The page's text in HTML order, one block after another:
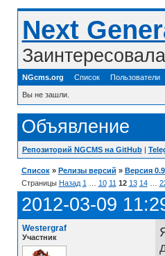
Next
NGcms.org Список Пользователи
Вы не зашли.
Объявление
Репозиторий NGCMS на GitHub|
Список » Релизы версий » Версия
Страницы Назад 1 10 11 12 13 14
2012-03-09
Westergraf
Участник